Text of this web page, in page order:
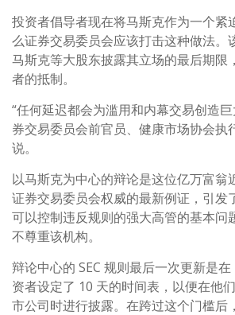
投资者倡导者现在将马斯克作为一个紧
么证券交易委员会应该打击这种做法。
马斯克等大股东披露其立场的最后期限
者的抵制。
“任何延迟都会为滥用和内幕交易创造
券交易委员会前官员、健康市场协会执
说。
以马斯克为中心的辩论是这位亿万富翁
证券交易委员会权威的最新例证，引发
可以控制违反规则的强大高管的基本问
不尊重该机构。
辩论中心的 SEC 规则最后一次更新是
资者设定了 10 天的时间表，以便在他
市公司时进行披露。在跨过这个门槛后